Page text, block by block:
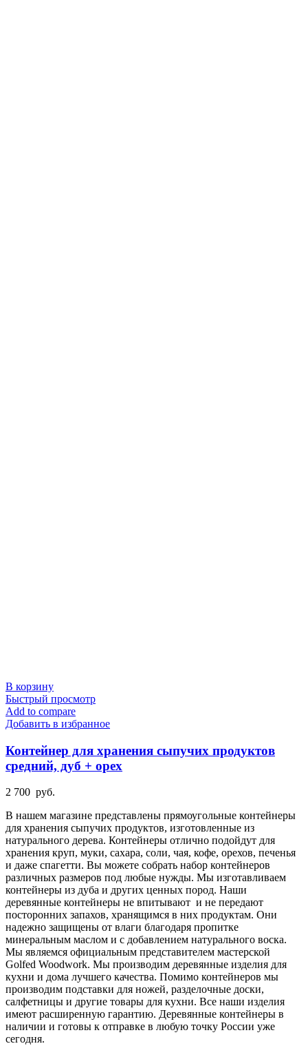
В корзину
Быстрый просмотр
Add to compare
Добавить в избранное
Контейнер для хранения сыпучих продуктов
средний, дуб + орех
2 700 руб.
В нашем магазине представлены прямоугольные контейнеры
для хранения сыпучих продуктов, изготовленные из
натурального дерева. Контейнеры отлично подойдут для
хранения круп, муки, сахара, соли, чая, кофе, орехов, печенья
и даже спагетти. Вы можете собрать набор контейнеров
различных размеров под любые нужды. Мы изготавливаем
контейнеры из дуба и других ценных пород. Наши
деревянные контейнеры не впитывают и не передают
посторонних запахов, хранящимся в них продуктам. Они
надежно защищены от влаги благодаря пропитке
минеральным маслом и с добавлением натурального воска.
Мы являемся официальным представителем мастерской
Golfed Woodwork. Мы производим деревянные изделия для
кухни и дома лучшего качества. Помимо контейнеров мы
производим подставки для ножей, разделочные доски,
салфетницы и другие товары для кухни. Все наши изделия
имеют расширенную гарантию. Деревянные контейнеры в
наличии и готовы к отправке в любую точку России уже
сегодня.